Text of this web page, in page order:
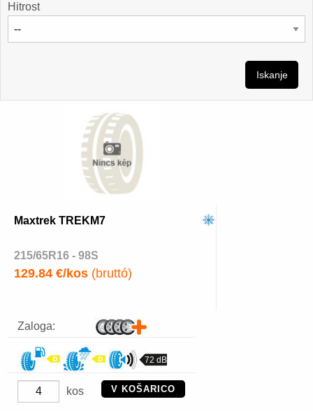
Hitrost
Iskanje
Maxtrek TREKM7
215/65R16 - 98S
129.84 €/kos (bruttó)
Zaloga:
72 dB
kos V KOŠARICO